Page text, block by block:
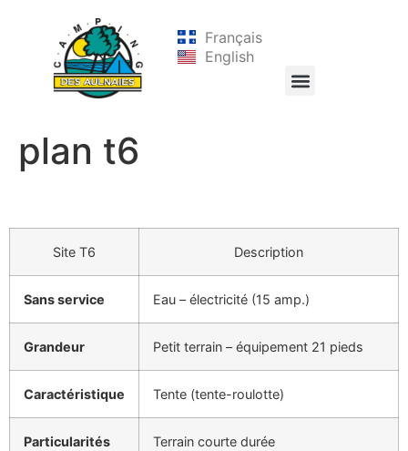
Français
English
plan t6
Site T6 Description
Sans service Eau – électricité (15 amp.)
Grandeur Petit terrain – équipement 21 pieds
Caractéristique Tente (tente-roulotte)
Particularités Terrain courte durée